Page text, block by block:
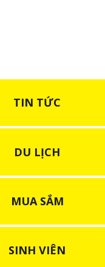
TIN TỨC
DU LỊCH
MUA SẮM
SINH VIÊN